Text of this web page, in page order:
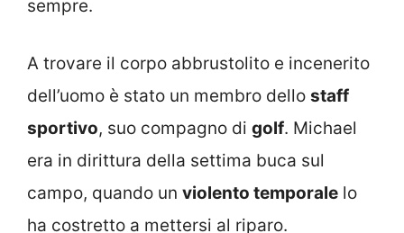
sempre.
A trovare il corpo abbrustolito e incenerito
dell’uomo è stato un membro dello staff
sportivo, suo compagno di golf. Michael
era in dirittura della settima buca sul
campo, quando un violento temporale lo
ha costretto a mettersi al riparo.